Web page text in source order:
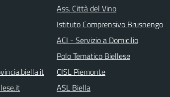
Ass. Città del Vino
Istituto Comprensivo Brusnengo
ACI - Servizio a Domicilio
Polo Tematico Biellese
CISL Piemonte
ASL Biella